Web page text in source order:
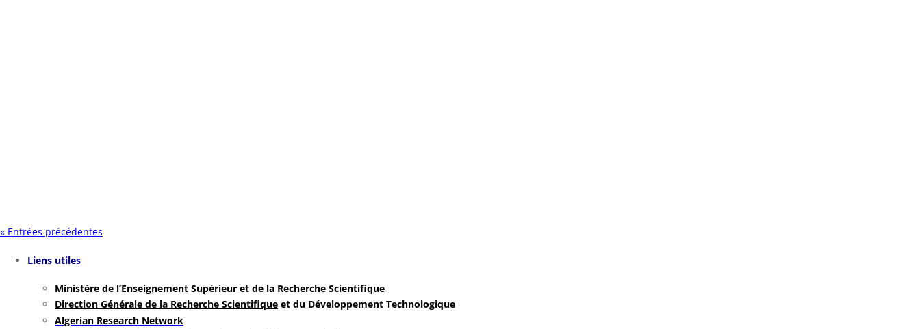
« Entrées précédentes
Liens utiles
Ministère de l’Enseignement Supérieur et de la Recherche Scientifique
Direction Générale de la Recherche Scientifique et du Développement Technologique
Algerian Research Network